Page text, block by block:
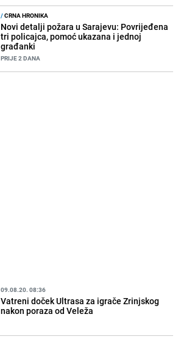
/CRNA HRONIKA
Novi detalji požara u Sarajevu: Povrijeđena
tri policajca, pomoć ukazana i jednoj
građanki
PRIJE 2 DANA
09.08.20. 08:36
Vatreni doček Ultrasa za igrače Zrinjskog
nakon poraza od Veleža